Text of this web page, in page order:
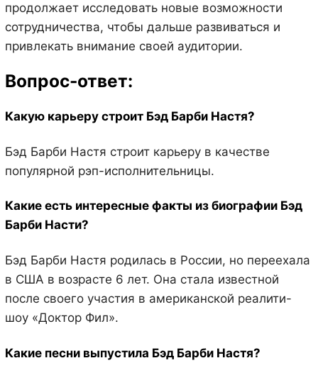
продолжает исследовать новые возможности
сотрудничества, чтобы дальше развиваться и
привлекать внимание своей аудитории.
Вопрос-ответ:
Какую карьеру строит Бэд Барби Настя?
Бэд Барби Настя строит карьеру в качестве
популярной рэп-исполнительницы.
Какие есть интересные факты из биографии Бэд
Барби Насти?
Бэд Барби Настя родилась в России, но переехала
в США в возрасте 6 лет. Она стала известной
после своего участия в американской реалити-
шоу «Доктор Фил».
Какие песни выпустила Бэд Барби Настя?